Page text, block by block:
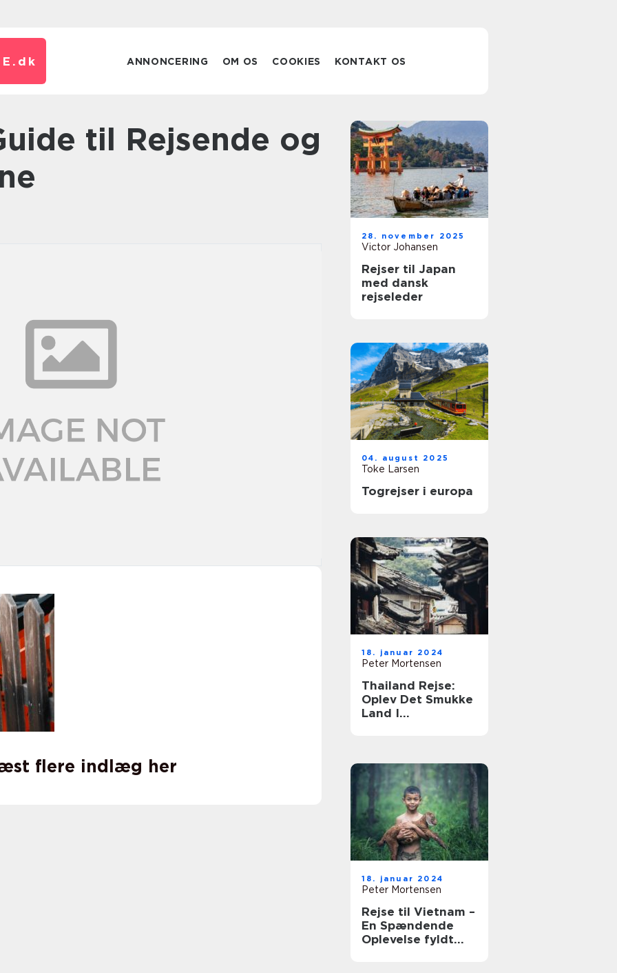
dk ANNONCERING OM OS COOKIES KONTAKT OS
flere indlæg her
28. november 2025
Victor Johansen
Rejser til Japan
med dansk
rejseleder
04. august 2025
Toke Larsen
Togrejser i europa
18. januar 2024
Peter Mortensen
Thailand Rejse:
Oplev Det Smukke
Land I
18. januar 2024
Peter Mortensen
Rejse til Vietnam –
En Spændende
Oplevelse fyldt